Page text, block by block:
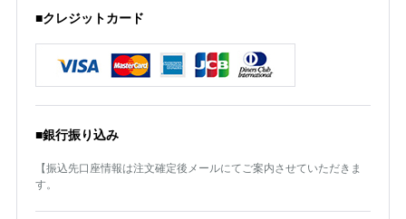
■クレジットカード
■銀行振り込み
【振込先口座情報は注文確定後メールにてご案内させていただきま
す。